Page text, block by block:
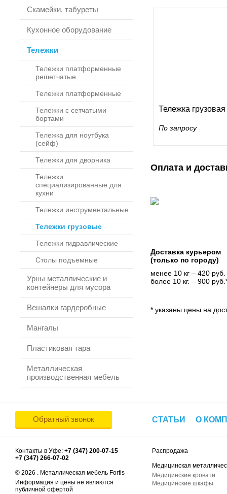
Скамейки, табуреты
Кухонное оборудование
Тележки
Тележки платформенные
решетчатые
Тележки платформенные
Тележки с сетчатыми
бортами
Тележка для ноутбука
(сейф)
Тележки для дворника
Тележки
специализированные для
кухни
Тележки инструментальные
Тележки грузовые
Тележки гидравлические
Столы подъемные
Урны металлические и
контейнеры для мусора
Вешалки гардеробные
Мангалы
Пластиковая тара
Металлическая
производственная мебель
Тележка
По запросу
Оплата и
Доставка курьером
(только по городу)
менее 10 кг – 420 руб.
более 10 кг. – 900
* указаны цены на
Обратный звонок СТАТЬИ О
Контакты в Уфе: +7 (347) 200-07-15
+7 (347) 266-07-02
© 2026 . Металлическая мебель Fortis
Информация и цены не являются
публичной офертой
Распродажа
Медицинская
Медицинские кровати
Медицинские шкафы